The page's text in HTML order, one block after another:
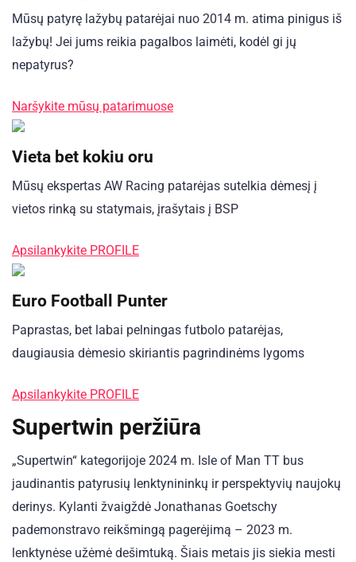
Mūsų patyrę lažybų patarėjai nuo 2014 m. atima pinigus iš
lažybų! Jei jums reikia pagalbos laimėti, kodėl gi jų
nepatyrus?
Naršykite mūsų patarimuose
Vieta bet kokiu oru
Mūsų ekspertas AW Racing patarėjas sutelkia dėmesį į
vietos rinką su statymais, įrašytais į BSP
Apsilankykite PROFILE
Euro Football Punter
Paprastas, bet labai pelningas futbolo patarėjas,
daugiausia dėmesio skiriantis pagrindinėms lygoms
Apsilankykite PROFILE
Supertwin peržiūra
„Supertwin“ kategorijoje 2024 m. Isle of Man TT bus
jaudinantis patyrusių lenktynininkų ir perspektyvių naujokų
derinys. Kylanti žvaigždė Jonathanas Goetschy
pademonstravo reikšmingą pagerėjimą – 2023 m.
lenktynėse užėmė dešimtuką. Šiais metais jis siekia mesti